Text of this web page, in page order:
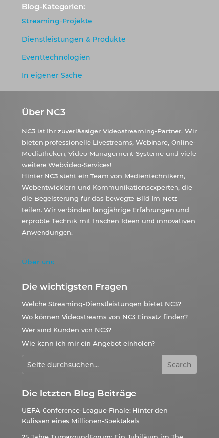
Blog-Kategorien:
Streaming-Projekte
Dienstleistungen & Produkte
Eventtechnologien
In eigener Sache
Über NC3
NC3 ist Ihr zuverlässiger Videostreaming-Partner. Wir
bieten professionelle Livestreams, Webinare, Online-
Mediatheken, Video-Management-Systeme und viele
weitere Webvideo-Services!
Hinter NC3 steht ein Team von Medientechnikern,
Webentwicklern und Kommunikationsexperten, die
die Begeisterung für das bewegte Bild im Netz
teilen. Wir verbinden langjährige Erfahrungen und
erprobte Technik mit frischen Ideen und innovativen
Anwendungen.
Über uns
Die wichtigsten Fragen
Welche Streaming-Dienstleistungen bietet NC3?
Wo können Videostreams von NC3 Einsatz finden?
Wer sind Kunden von NC3?
Wie kann ich mir ein Angebot einholen?
Die letzten Blog Beiträge
UEFA-Conference-League-Finale: Hinter den
Kulissen eines Millionen-Spektakels